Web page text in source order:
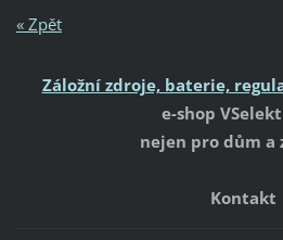
« Zpět
Záložní zdroje, baterie,
e-shop
nejen pro dům a
Kontakt